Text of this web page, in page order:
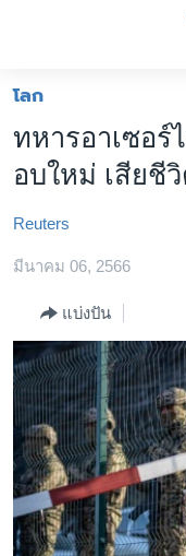
ต่อ
ไป
เนื้อหา
ข้าม
ไป
ข้าม
ไป
การ
ค้นหา
โลก
เอเชีย
สหรัฐฯ
ไทย
ธุรกิจ
วิทยาศาสตร์
สังคมและสุขภาพ
ไลฟ์สไตล์
ตรวจสอบข่าว
เรียนรู้ภาษาอังกฤษ
พอดคาสต์
โลก
ทหารอาเซอร์
อบใหม่ เสียชี
Reuters
มีนาคม 06, 2566
แบ่งปัน